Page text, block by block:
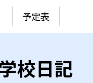
予定表
校日記